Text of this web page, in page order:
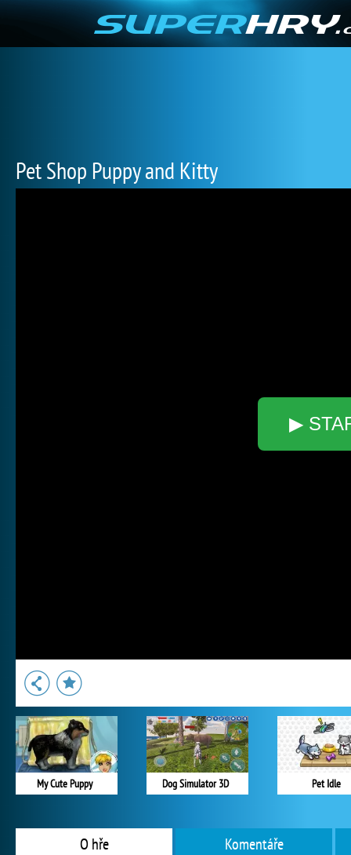
Pet Shop Puppy and Kitty
▶
My Cute Puppy Dog Simulator 3D Pet Idle
O hře Komentáře